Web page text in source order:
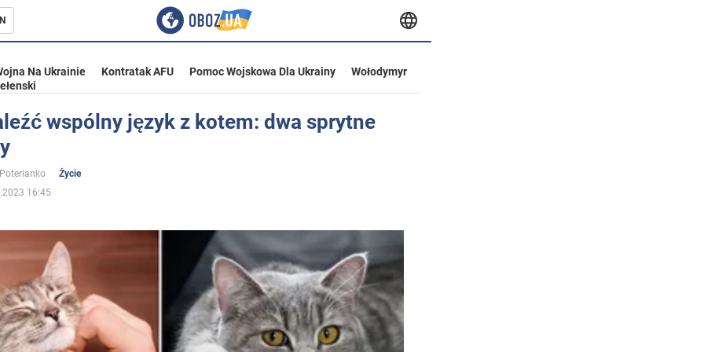
Ukrainie
Na Ukrainie Kontratak AFU Pomoc Wojskowa Dla Ukrainy
Wołodymyr
wspólny język z kotem: dwa sprytne
Życie
16:45